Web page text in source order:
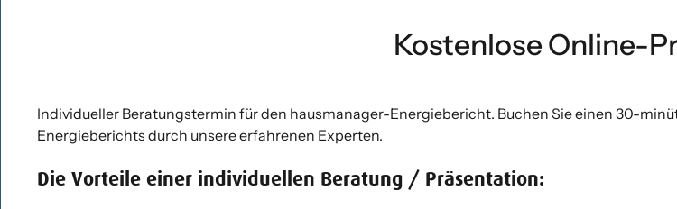
Kostenlose Online-
Individueller Beratungstermin für den hausmanager-Energiebericht. Buchen Sie einen 30-
Energieberichts durch unsere erfahrenen Experten.
Die Vorteile einer individuellen Beratung / Präsentation: